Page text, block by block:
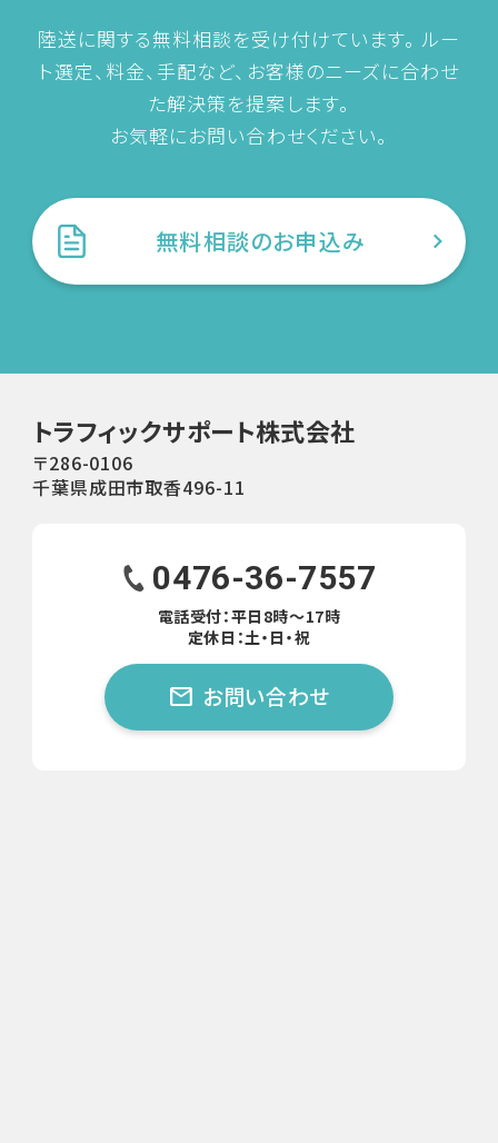
陸送に関する無料相談を受け付けています。 ルー
ト選定、料金、手配など、お客様のニーズに合わせ
た解決策を提案します。
お気軽にお問い合わせください。
無料相談のお申込み
トラフィックサポート株式会社
〒286-0106
千葉県成田市取香496-11
0476-36-7557
電話受付：平日8時〜17時
定休日：土・日・祝
mail お問い合わせ